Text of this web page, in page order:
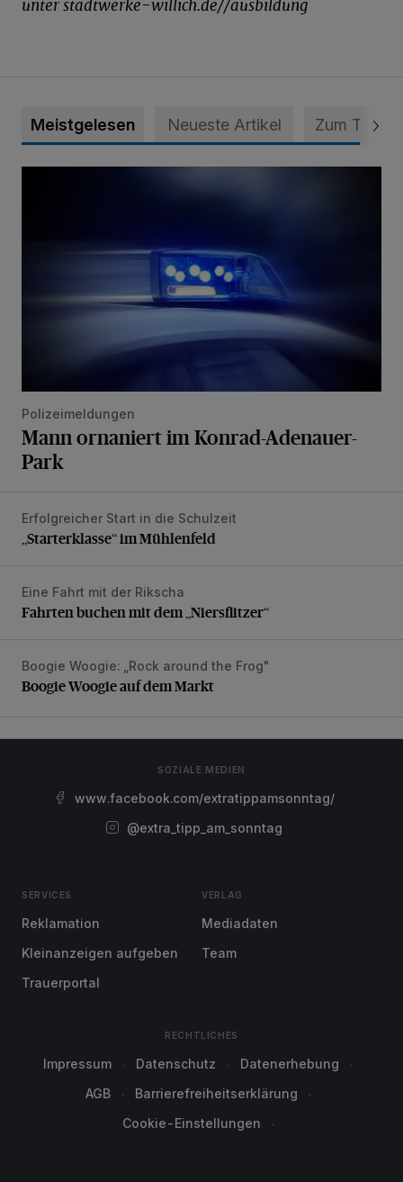
unter stadtwerke-willich.de//ausbildung
Meistgelesen Neueste Artikel Zum Thema
Polizeimeldungen
Mann ornaniert im Konrad-Adenauer-
Park
„Starterklasse“ im Mühlenfeld
Erfolgreicher Start in die Schulzeit
„Starterklasse“ im Mühlenfeld
Fahrten buchen mit dem „Niersflitzer“
Eine Fahrt mit der Rikscha
Fahrten buchen mit dem „Niersflitzer“
Boogie Woogie auf dem Markt
Boogie Woogie: „Rock around the Frog"
Boogie Woogie auf dem Markt
SOZIALE MEDIEN
www.facebook.com/extratippamsonntag/
@extra_tipp_am_sonntag
SERVICES
Reklamation
Kleinanzeigen aufgeben
Trauerportal
VERLAG
Mediadaten
Team
RECHTLICHES
Impressum Datenschutz
Datenerhebung
AGB
Barrierefreiheitserklärung
Cookie-Einstellungen